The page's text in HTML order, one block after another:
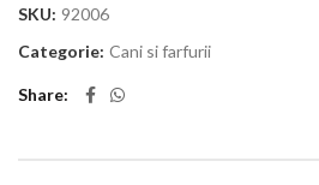
SKU: 92006
Categorie: Cani si farfurii
Share